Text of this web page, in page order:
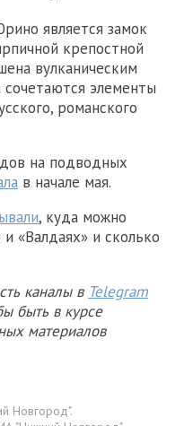
является замок
крепостной
вулканическим
элементы
романского
на подводных
в начале мая.
, куда можно
«Валдаях» и сколько
каналы в Telegram
быть в курсе
материалов
Новгород".